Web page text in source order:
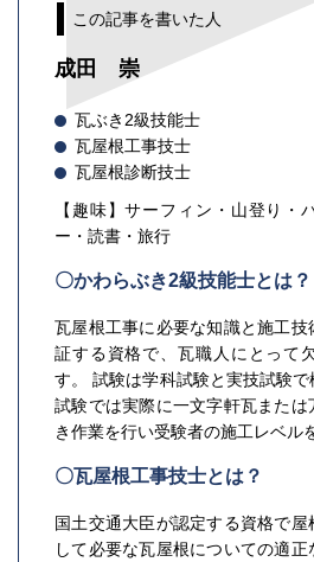
この記事を書いた人
成田 崇
瓦ぶき2級技能士
瓦屋根工事技士
瓦屋根診断技士
【趣味】サーフィン・山登り・
ー・読書・旅行
〇かわらぶき2級技能士とは？
瓦屋根工事に必要な知識と施工技
証する資格で、瓦職人にとって
す。 試験は学科試験と実技試験
試験では実際に一文字軒瓦また
き作業を行い受験者の施工レベル
〇瓦屋根工事技士とは？
国土交通大臣が認定する資格で屋
して必要な瓦屋根についての適正